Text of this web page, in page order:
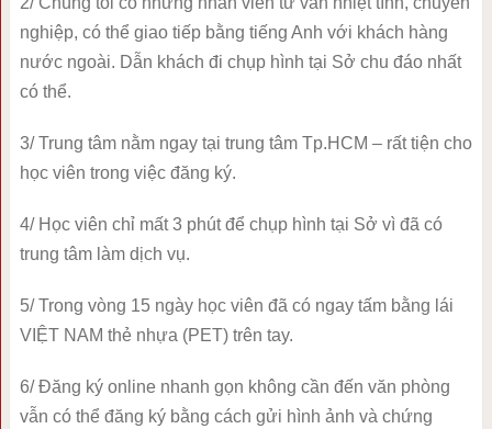
nghiệp, có thể giao tiếp bằng tiếng Anh với khách hàng
nước ngoài. Dẫn khách đi chụp hình tại Sở chu đáo nhất
có thể.
3/ Trung tâm nằm ngay tại trung tâm Tp.HCM – rất tiện cho
học viên trong việc đăng ký.
4/ Học viên chỉ mất 3 phút để chụp hình tại Sở vì đã có
trung tâm làm dịch vụ.
5/ Trong vòng 15 ngày học viên đã có ngay tấm bằng lái
VIỆT NAM thẻ nhựa (PET) trên tay.
6/ Đăng ký online nhanh gọn không cần đến văn phòng
vẫn có thể đăng ký bằng cách gửi hình ảnh và chứng